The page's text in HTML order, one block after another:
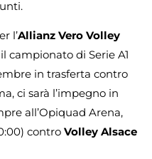
l’Allianz Vero Volley
campionato di Serie A1
in trasferta contro
ci sarà l’impegno in
all’Opiquad Arena,
contro Volley Alsace